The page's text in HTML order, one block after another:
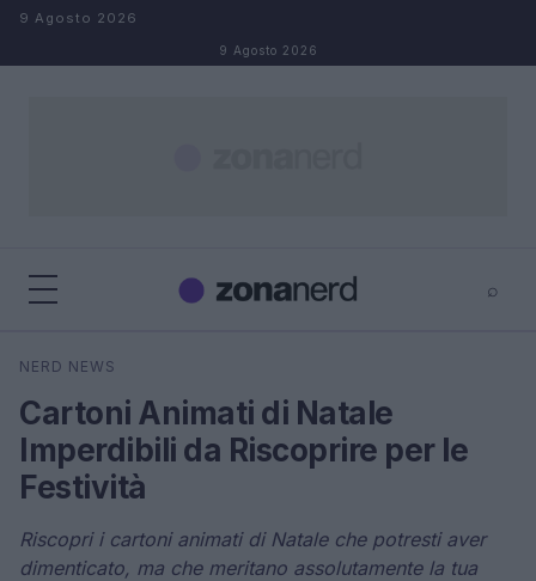
Salta al contenuto
9 Agosto 2026
9 Agosto 2026
⌕
Cerca
NERD NEWS
Cartoni Animati di Natale
Imperdibili da Riscoprire per le
Festività
Riscopri i cartoni animati di Natale che potresti aver
dimenticato, ma che meritano assolutamente la tua